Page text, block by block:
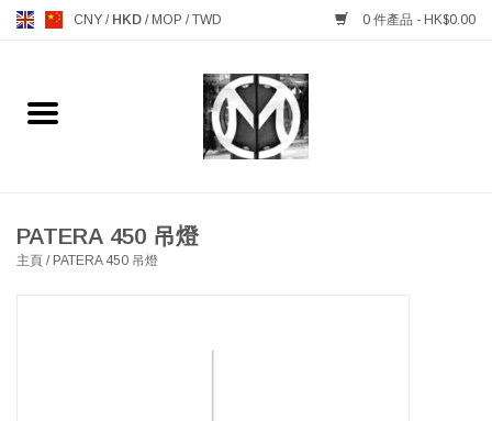
CNY / HKD / MOP /TWD 0 件產品 - HK$0.00
主頁
MANKS ANTIQUES 古董
PATERA 450 吊燈
主頁 / PATERA 450 吊燈